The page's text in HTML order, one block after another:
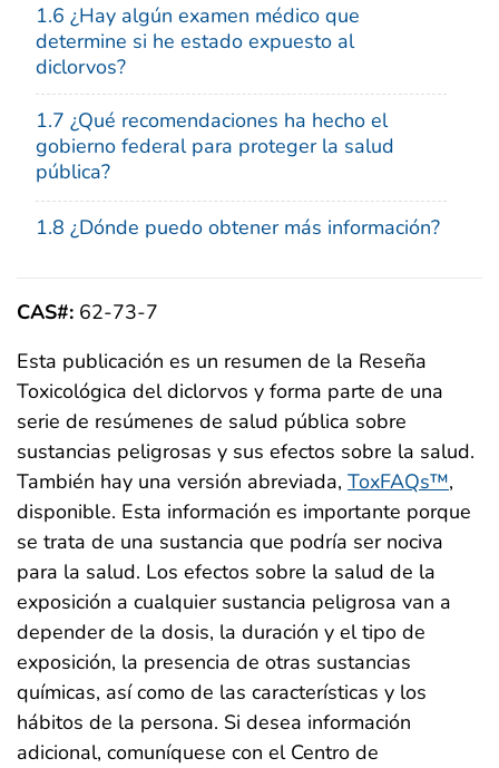
1.6 ¿Hay algún examen médico que
determine si he estado expuesto al
diclorvos?
1.7 ¿Qué recomendaciones ha hecho el
gobierno federal para proteger la salud
pública?
1.8 ¿Dónde puedo obtener más información?
CAS#: 62-73-7
Esta publicación es un resumen de la Reseña
Toxicológica del diclorvos y forma parte de una
serie de resúmenes de salud pública sobre
sustancias peligrosas y sus efectos sobre la salud.
También hay una versión abreviada, ToxFAQs™,
disponible. Esta información es importante porque
se trata de una sustancia que podría ser nociva
para la salud. Los efectos sobre la salud de la
exposición a cualquier sustancia peligrosa van a
depender de la dosis, la duración y el tipo de
exposición, la presencia de otras sustancias
químicas, así como de las características y los
hábitos de la persona. Si desea información
adicional, comuníquese con el Centro de